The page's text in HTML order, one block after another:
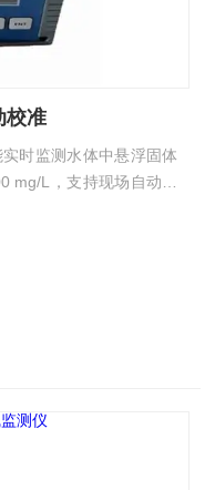
校准
时监测水体中悬浮固体
mg/L，支持现场自动校